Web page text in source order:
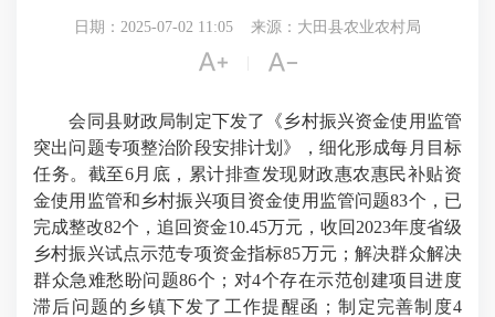
日期：2025-07-02 11:05 来源：大田县农业农村局
 
会同县财政局制定下发了《乡村振兴资金使用监管
突出问题专项整治阶段安排计划》，细化形成每月目标
任务。截至6月底，累计排查发现财政惠农惠民补贴资
金使用监管和乡村振兴项目资金使用监管问题83个，已
完成整改82个，追回资金10.45万元，收回2023年度省级
乡村振兴试点示范专项资金指标85万元；解决群众解决
群众急难愁盼问题86个；对4个存在示范创建项目进度
滞后问题的乡镇下发了工作提醒函；制定完善制度4